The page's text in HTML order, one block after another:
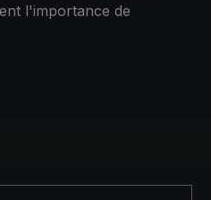
l'importance de